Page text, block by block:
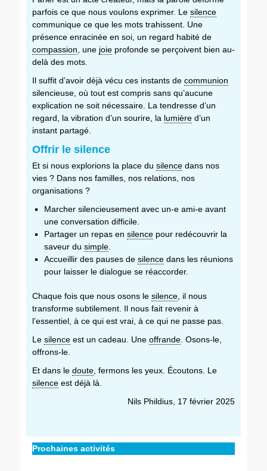
parfois ce que nous voulons exprimer. Le silence
communique ce que les mots trahissent. Une
présence enracinée en soi, un regard habité de
compassion , une joie profonde se perçoivent bien au-
delà des mots.
Il suffit d’avoir déjà vécu ces instants de communion
silencieuse, où tout est compris sans qu’aucune
explication ne soit nécessaire. La tendresse d’un
regard, la vibration d’un sourire, la lumière d’un
instant partagé.
Offrir le silence
Et si nous explorions la place du silence dans nos
vies ? Dans nos familles, nos relations, nos
organisations ?
Marcher silencieusement avec un-e ami-e avant
une conversation difficile.
Partager un repas en silence pour redécouvrir la
saveur du simple
Accueillir des pauses de silence dans les réunions
pour laisser le dialogue se réaccorder.
Chaque fois que nous osons le silence , il nous
transforme subtilement. Il nous fait revenir à
l’essentiel, à ce qui est vrai, à ce qui ne passe pas.
Le silence est un cadeau. Une offrande . Osons-le,
offrons-le.
Et dans le doute , fermons les yeux. Écoutons. Le
silence est déjà là.
Nils Phildius, 17 février 2025
Temps
Prochaines activités